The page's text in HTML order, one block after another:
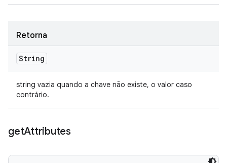
Retorna
String
string vazia quando a chave não existe, o valor caso
contrário.
getAttributes